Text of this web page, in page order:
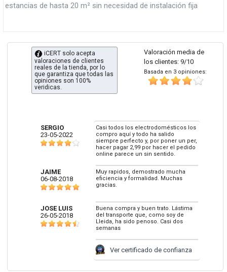
estancias de hasta 20 m² sin necesidad de instalación fija
Valoración media de
los clientes: 9/10
Basada en 3 opiniones:
iCERT solo acepta
valoraciones de clientes
reales de la tienda, por lo
que garantiza que todas las
opiniones son 100%
veridicas.
SERGIO
23-05-2022
Casi todos los electrodomésticos los
compro aquí y todo ha salido
siempre perfecto y, por poner un per,
hacer pagar 2,99 por hacer el pedido
online parece un sin sentido.
JAIME
06-08-2018
Muy rapidos, demostrado mucha
eficiencia y formalidad. Muchas
gracias.
JOSE LUIS
26-05-2018
Buena compra y buen trato. Lástima
del transporte que, como soy de
Lleida, ha sido penoso. Casi dos
semanas
Ver certificado de confianza